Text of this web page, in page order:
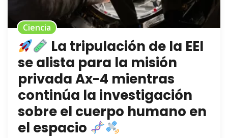
Ciencia
La tripulación de la EEI
se alista para la misión
privada Ax-4 mientras
continúa la investigación
sobre el cuerpo humano en
el espacio